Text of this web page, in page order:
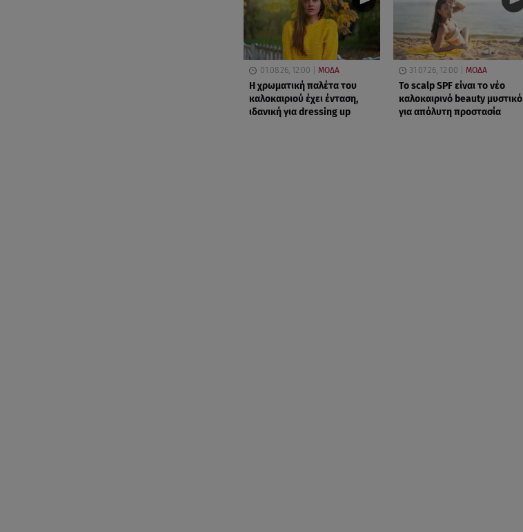
01.08.26, 12:00 ΜΟΔΑ
Η χρωματική παλέτα του
καλοκαιριού έχει ένταση,
ιδανική για dressing up
31.07.26, 12:00 ΜΟΔΑ
Το scalp SPF είναι το νέο
καλοκαιρινό beauty μυστικό
για απόλυτη προστασία